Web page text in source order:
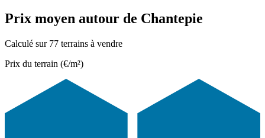
Prix moyen autour de Chantepie
Calculé sur 77 terrains à vendre
Prix du terrain (€/m²)